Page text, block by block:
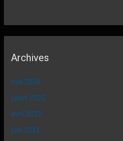
Archives
mai 2026
juillet 2025
avril 2025
juin 2024